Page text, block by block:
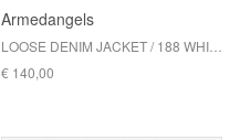
Armedangels
€ 140,00